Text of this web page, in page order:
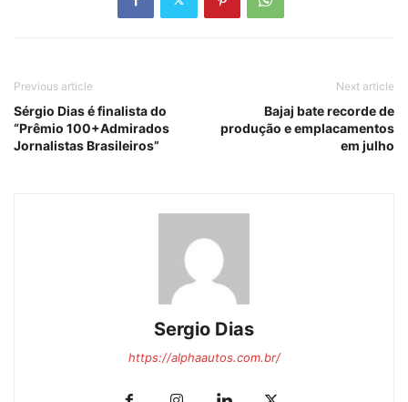
Previous article
Sérgio Dias é finalista do
“Prêmio 100+Admirados
Jornalistas Brasileiros”
Next article
Bajaj bate recorde de
produção e emplacamentos
em julho
Sergio Dias
https://alphaautos.com.br/